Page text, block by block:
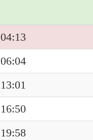
04:13
06:04
13:01
16:50
19:58